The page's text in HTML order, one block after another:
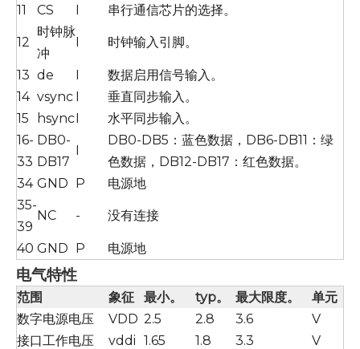
11
CS I 串行通信芯片的选择。
12
时钟脉
冲
I 时钟输入引脚。
13 de I
数据启用信号输入。
14 vsync I
垂直同步输入。
15
hsyncI
水平同步输入。
16-
33
DB0-
DB17
I
DB0-DB5：蓝色数据，DB6-DB11：绿
色数据，DB12-DB17：红色数据。
34 GND P
电源地
35-
39
NC - 没有连接
40 GND P 电源地
电气特性
范围 象征 最小。 typ。 最大限度。
单元
数字电源电压
VDD 2.5 2.8 3.6
V
接口工作电压
vddi 1.65 1.8 3.3
V